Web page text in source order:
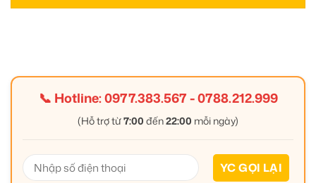
📞 Hotline:0977.383.567-0788.212.999
(Hỗ trợ từ7:00 đến22:00 mỗi ngày)